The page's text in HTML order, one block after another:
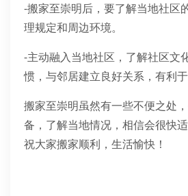
-搬家至崇明后，要了解当地社区
理规定和周边环境。
-主动融入当地社区，了解社区文
惯，与邻居建立良好关系，有利于
搬家至崇明虽然有一些不便之处
备，了解当地情况，相信会很快适
祝大家搬家顺利，生活愉快！